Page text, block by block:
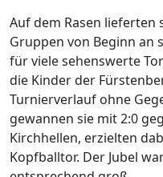
Auf dem Rasen lieferten
Gruppen von Beginn an
für viele sehenswerte
die Kinder der
Turnierverlauf ohne
gewannen sie mit 2:0
Kirchhellen, erzielten
Kopfballtor. Der Jubel